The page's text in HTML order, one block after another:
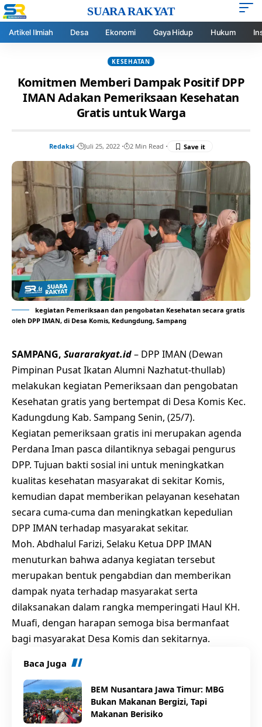
SUARA RAKYAT
Artikel Ilmiah Desa Ekonomi Gaya Hidup Hukum
KESEHATAN
Komitmen Memberi Dampak Positif DPP
IMAN Adakan Pemeriksaan Kesehatan
Gratis untuk Warga
Redaksi Juli 25, 2022 2 Min Read
kegiatan Pemeriksaan dan pengobatan Kesehatan secara gratis
oleh DPP IMAN, di Desa Komis, Kedungdung, Sampang
SAMPANG, Suararakyat.id– DPP IMAN (Dewan
Pimpinan Pusat Ikatan Alumni Nazhatut-thullab)
melakukan kegiatan Pemeriksaan dan pengobatan
Kesehatan gratis yang bertempat di Desa Komis Kec.
Kadungdung Kab. Sampang Senin, (25/7).
Kegiatan pemeriksaan gratis ini merupakan agenda
Perdana Iman pasca dilantiknya sebagai pengurus
DPP. Tujuan bakti sosial ini untuk meningkatkan
kualitas kesehatan masyarakat di sekitar Komis,
kemudian dapat memberikan pelayanan kesehatan
secara cuma-cuma dan meningkatkan kepedulian
DPP IMAN terhadap masyarakat sekitar.
Moh. Abdhalul Farizi, Selaku Ketua DPP IMAN
menuturkan bahwa adanya kegiatan tersebut
merupakan bentuk pengabdian dan memberikan
dampak nyata terhadap masyarakat serta
dilaksanakan dalam rangka memperingati Haul KH.
Muafi, dengan harapan semoga bisa bermanfaat
bagi masyarakat Desa Komis dan sekitarnya.
Baca Juga
BEM Nusantara Jawa Timur: MBG
Bukan Makanan Bergizi, Tapi
Makanan Berisiko